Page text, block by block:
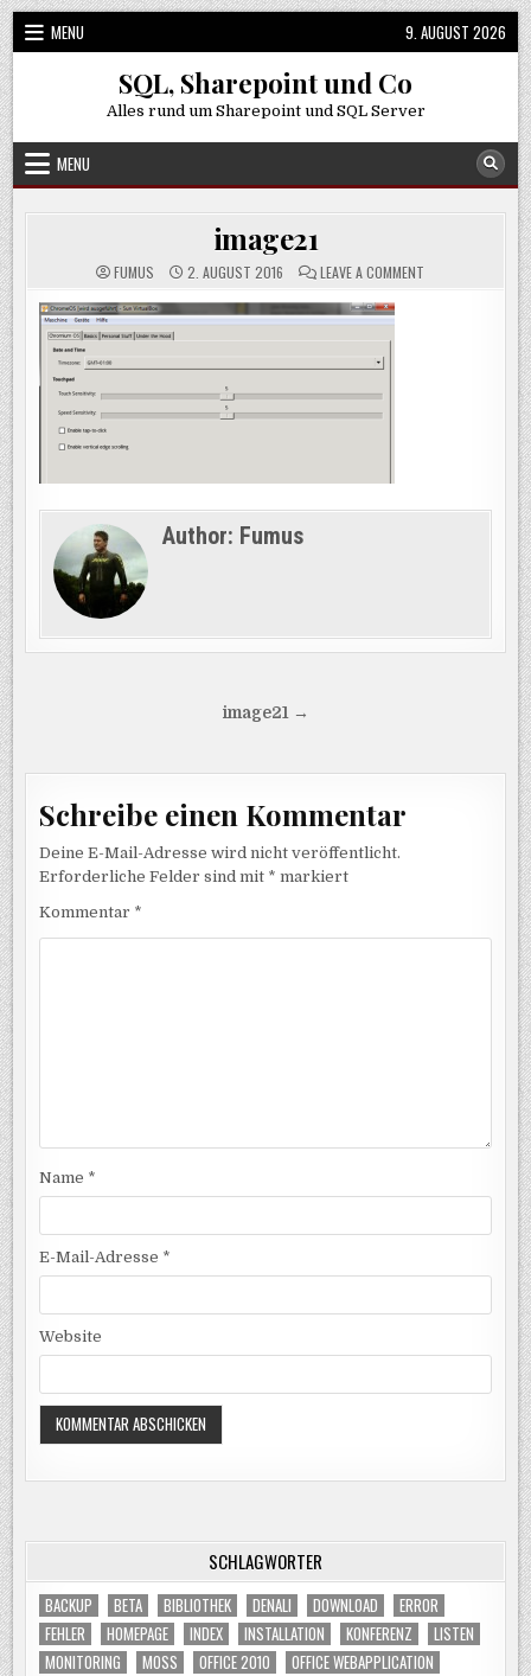
Skip
to
content
MENU 9. AUGUST 2026
SQL, Sharepoint und Co
Alles rund um Sharepoint und SQL Server
MENU
image21
FUMUS 2. AUGUST 2016 LEAVE A COMMENTON
Author: Fumus
Beitragsnavigation
image21 →
Schreibe einen Kommentar
Deine E-Mail-Adresse wird nicht veröffentlicht.
Erforderliche Felder sind mit * markiert
Kommentar *
Name *
E-Mail-Adresse *
Website
SCHLAGWÖRTER
BACKUP BETA BIBLIOTHEK DENALI DOWNLOAD
ERROR
FEHLER
HOMEPAGE INDEX INSTALLATION KONFERENZ
LISTEN
MONITORING
MOSS OFFICE 2010
OFFICE WEBAPPLICATION